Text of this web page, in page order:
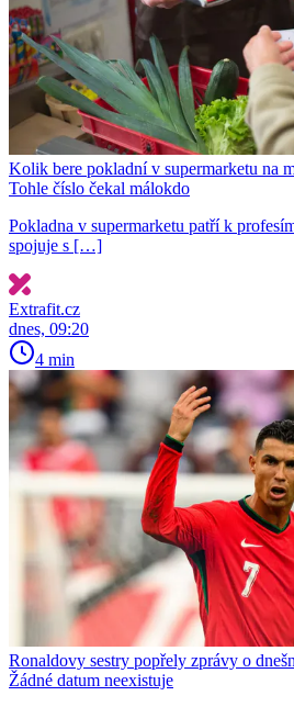
Kolik bere pokladní v supermarketu na
Tohle číslo čekal málokdo
Pokladna v supermarketu patří k
spojuje s […]
Extrafit.cz
dnes, 09:20
4 min
Ronaldovy sestry popřely zprávy o
Žádné datum neexistuje